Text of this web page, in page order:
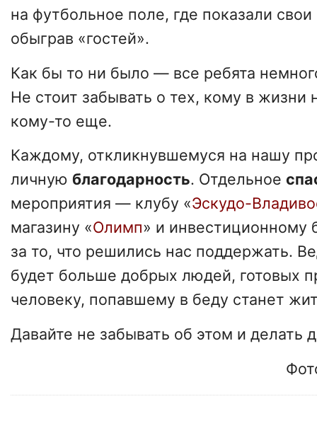
на футбольное поле, где показали
обыграв «гостей».
Как бы то ни было — все ребята
Не стоит забывать о тех, кому в жизни
кому-то еще.
Каждому, откликнувшемуся на нашу
личную благодарность. Отдельное
мероприятия — клубу «Эскудо-
магазину «Олимп» и инвестиционному
за то, что решились нас поддержать.
будет больше добрых людей, готовых
человеку, попавшему в беду станет
Давайте не забывать об этом и делать